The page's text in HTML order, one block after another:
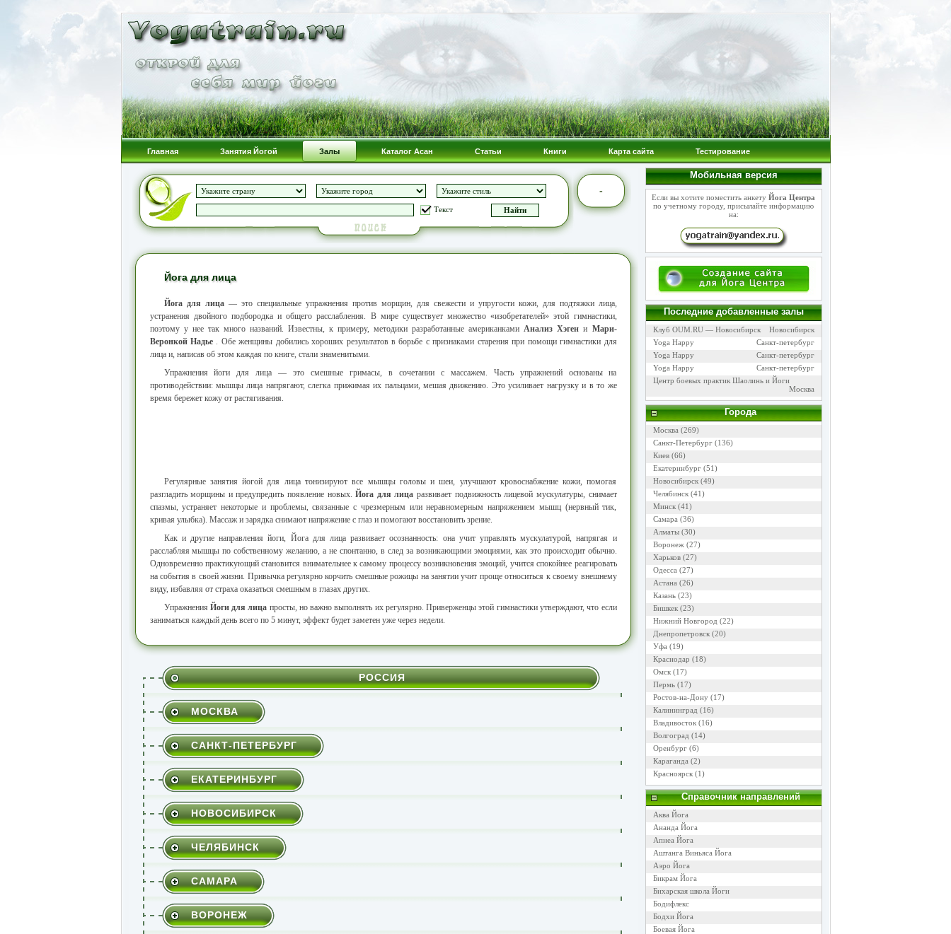
Главная Занятия Йогой Залы Каталог Асан Статьи Книги Карта сайта Тестирование
Текст
-
Йога для лица
Йога для лица— это специальные упражнения против морщин, для свежести и упругости кожи, для подтяжки лица,
устранения двойного подбородка и общего расслабления. В мире существует множество «изобретателей» этой гимнастики,
поэтому у нее так много названий. Известны, к примеру, методики разработанные американками Анализ Хэген и Мари-
Веронкой Надье. Обе женщины добились хороших результатов в борьбе с признаками старения при помощи гимнастики для
лица и, написав об этом каждая по книге, стали знаменитыми.
Упражнения йоги для лица — это смешные гримасы, в сочетании с массажем. Часть упражнений основаны на
противодействии: мышцы лица напрягают, слегка прижимая их пальцами, мешая движению. Это усиливает нагрузку и в то же
время бережет кожу от растягивания.
Регулярные занятия йогой для лица тонизируют все мышцы головы и шеи, улучшают кровоснабжение кожи, помогая
разгладить морщины и предупредить появление новых.Йога для лица развивает подвижность лицевой мускулатуры, снимает
спазмы, устраняет некоторые и проблемы, связанные с чрезмерным или неравномерным напряжением мышц (нервный тик,
кривая улыбка). Массаж и зарядка снимают напряжение с глаз и помогают восстановить зрение.
Как и другие направления йоги, Йога для лица развивает осознанность: она учит управлять мускулатурой, напрягая и
расслабляя мышцы по собственному желанию, а не спонтанно, в след за возникающими эмоциями, как это происходит обычно.
Одновременно практикующий становится внимательнее к самому процессу возникновения эмоций, учится спокойнее реагировать
на события в своей жизни. Привычка регулярно корчить смешные рожицы на занятии учит проще относиться к своему внешнему
виду, избавляя от страха оказаться смешным в глазах других.
Упражнения Йоги для лица просты, но важно выполнять их регулярно. Приверженцы этой гимнастики утверждают, что если
заниматься каждый день всего по 5 минут, эффект будет заметен уже через недели.
РОССИЯ
МОСКВА
САНКТ-ПЕТЕРБУРГ
ЕКАТЕРИНБУРГ
НОВОСИБИРСК
ЧЕЛЯБИНСК
САМАРА
ВОРОНЕЖ
Мобильная версия
Если вы хотите поместить анкету Йога Центра
по учетному городу, присылайте информацию
на:
Последние добавленные залы
Клуб OUM.RU — Новосибирск
Новосибирск
Yoga Happy
Санкт-петербург
Yoga Happy
Санкт-петербург
Yoga Happy
Санкт-петербург
Центр боевых практик Шаолинь и Йоги
Москва
Города
Москва (269)
Санкт-Петербург(136)
Киев(66)
Екатеринбург(51)
Новосибирск(49)
Челябинск(41)
Минск(41)
Самара (36)
Алматы(30)
Воронеж (27)
Харьков(27)
Одесса (27)
Астана (26)
Казань(23)
Бишкек(23)
Нижний Новгород (22)
Днепропетровск(20)
Уфа (19)
Краснодар (18)
Омск(17)
Пермь(17)
Ростов-на-Дону(17)
Калининград (16)
Владивосток(16)
Волгоград (14)
Оренбург(6)
Караганда (2)
Красноярск(1)
Справочник направлений
Аква Йога
Ананда Йога
Апнеа Йога
Аштанга Виньяса Йога
Аэро Йога
Бикрам Йога
Бихарская школа Йоги
Бодифлекс
Бодхи Йога
Боевая Йога